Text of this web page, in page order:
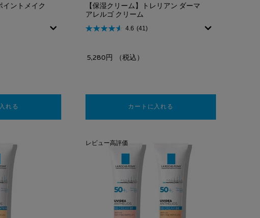
イントメイク
れる レスペクティッシム ポイントメイクアップリムーバー
【保湿クリーム】トレリアン ダーマ
アレルゴ クリーム
4.6 (41)
5,280円 （税込）
カートに入れる
レビュー高評価